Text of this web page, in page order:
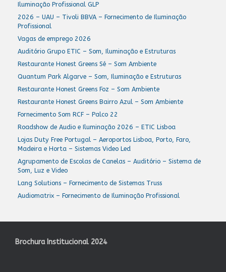
Iluminação Profissional GLP
2026 – UAU – Tivoli BBVA – Fornecimento de Iluminação
Profissional
Vagas de emprego 2026
Auditório Grupo ETIC – Som, Iluminação e Estruturas
Restaurante Honest Greens Sé – Som Ambiente
Quantum Park Algarve – Som, Iluminação e Estruturas
Restaurante Honest Greens Foz – Som Ambiente
Restaurante Honest Greens Bairro Azul – Som Ambiente
Fornecimento Som RCF – Palco 22
Roadshow de Audio e Iluminação 2026 – ETIC Lisboa
Lojas Duty Free Portugal – Aeroportos Lisboa, Porto, Faro,
Madeira e Horta – Sistemas Video Led
Agrupamento de Escolas de Canelas – Auditório – Sistema de
Som, Luz e Video
Lang Solutions – Fornecimento de Sistemas Truss
Audiomatrix – Fornecimento de Iluminação Profissional
Brochura Institucional 2024